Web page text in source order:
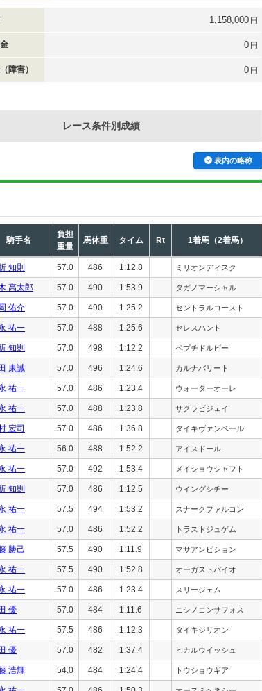
1,158,000 円
0 円
障害） 0 円
レース条件別成績
表内の略称
騎手名
負担
重量
馬体重 タイム Rt 1着馬（2着馬）
知則 57.0 486 1:12.8 ミリオンディスク
高太郎 57.0 490 1:53.9 タガノマーシャル
佑介 57.0 490 1:25.2 セントラルコースト
祐一 57.0 488 1:25.6 セレスハント
知則 57.0 498 1:12.2 ペプチドルビー
康誠 57.0 496 1:24.6 カルナバリート
祐一 57.0 486 1:23.4 ウォーターオーレ
祐一 57.0 488 1:23.8 サクラビジェイ
宏司 57.0 486 1:36.8 タイキヴァンベール
祐一 56.0 488 1:52.2 アイスドール
祐一 57.0 492 1:53.4 メイショウシャフト
知則 57.0 486 1:12.5 ウイングシチー
祐一 57.5 494 1:53.2 スナークファルコン
祐一 57.0 486 1:52.2 トラストジュゲム
勝己 57.5 490 1:11.9 マサアンビション
祐一 57.5 490 1:52.8 オーガストバイオ
祐一 57.0 486 1:23.4 スリージェム
優 57.0 484 1:11.6 ニシノコンサフォス
祐一 57.5 486 1:12.3 タイキジリオン
優 57.0 482 1:37.4 ヒカルウイッシュ
浩輝 54.0 484 1:24.4 トウショウギア